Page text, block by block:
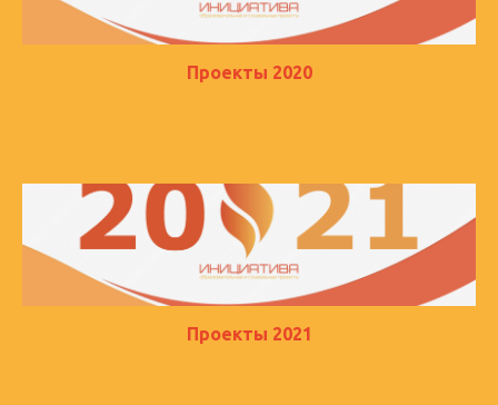
Проекты 2020
Проекты 2021